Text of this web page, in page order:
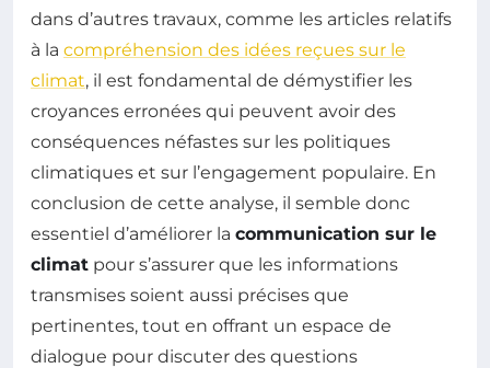
dans d’autres travaux, comme les articles relatifs
à la compréhension des idées reçues sur le
climat, il est fondamental de démystifier les
croyances erronées qui peuvent avoir des
conséquences néfastes sur les politiques
climatiques et sur l’engagement populaire. En
conclusion de cette analyse, il semble donc
essentiel d’améliorer la communication sur le
climat pour s’assurer que les informations
transmises soient aussi précises que
pertinentes, tout en offrant un espace de
dialogue pour discuter des questions